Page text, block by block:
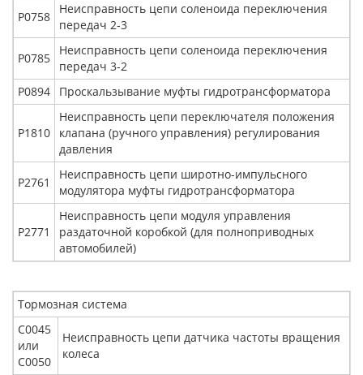
Р0758
Неисправность цепи соленоида переключения
передач 2-3
Р0785
Неисправность цепи соленоида переключения
передач 3-2
Р0894
Проскальзывание муфты гидротрансформатора
Р1810
Неисправность цепи переключателя положения
клапана (ручного управления) регулирования
давления
Р2761
Неисправность цепи широтно-импульсного
модулятора муфты гидротрансформатора
Р2771
Неисправность цепи модуля управления
раздаточной коробкой (для полноприводных
автомобилей)
Тормозная система
С0045
или
С0050
Неисправность цепи датчика частоты вращения
колеса